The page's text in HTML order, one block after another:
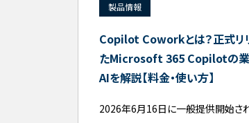
製品情報
Copilot Coworkとは？正式リ
たMicrosoft 365 Copilotの
AIを解説【料金・使い方】
2026年6月16日に一般提供開始